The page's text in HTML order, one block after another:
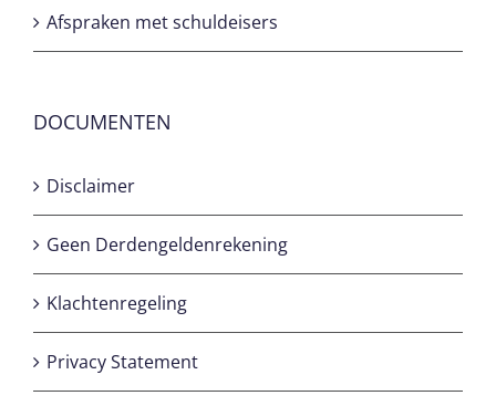
Afspraken met schuldeisers
DOCUMENTEN
Disclaimer
Geen Derdengeldenrekening
Klachtenregeling
Privacy Statement